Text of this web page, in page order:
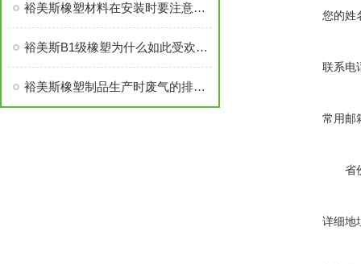
裕美斯橡塑材料在安装时要注意的事项
裕美斯B1级橡塑为什么如此受欢迎——价格低质量好
裕美斯橡塑制品生产时废气的排放及处理讲解
您的姓
联系电
常用邮
省
详细地